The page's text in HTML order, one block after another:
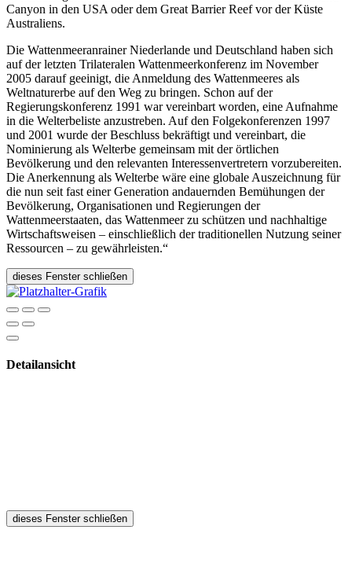
Canyon in den USA oder dem Great Barrier Reef vor der Küste
Australiens.
Die Wattenmeeranrainer Niederlande und Deutschland haben sich
auf der letzten Trilateralen Wattenmeerkonferenz im November
2005 darauf geeinigt, die Anmeldung des Wattenmeeres als
Weltnaturerbe auf den Weg zu bringen. Schon auf der
Regierungskonferenz 1991 war vereinbart worden, eine Aufnahme
in die Welterbeliste anzustreben. Auf den Folgekonferenzen 1997
und 2001 wurde der Beschluss bekräftigt und vereinbart, die
Nominierung als Welterbe gemeinsam mit der örtlichen
Bevölkerung und den relevanten Interessenvertretern vorzubereiten.
Die Anerkennung als Welterbe wäre eine globale Auszeichnung für
die nun seit fast einer Generation andauernden Bemühungen der
Bevölkerung, Organisationen und Regierungen der
Wattenmeerstaaten, das Wattenmeer zu schützen und nachhaltige
Wirtschaftsweisen – einschließlich der traditionellen Nutzung seiner
Ressourcen – zu gewährleisten.“
dieses Fenster schließen
Detailansicht
dieses Fenster schließen